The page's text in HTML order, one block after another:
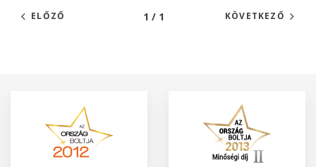
ELŐZŐ 1 / 1 KÖVETKEZŐ